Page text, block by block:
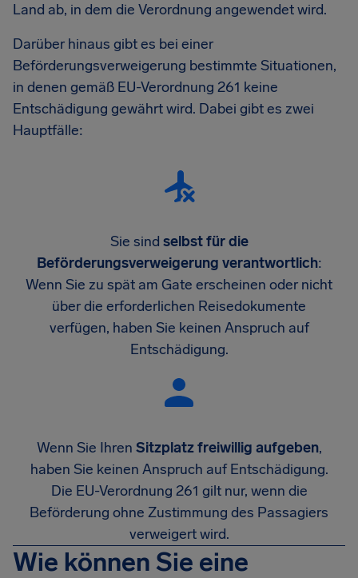
Land ab, in dem die Verordnung angewendet wird.
Darüber hinaus gibt es bei einer
Beförderungsverweigerung bestimmte Situationen,
in denen gemäß EU-Verordnung 261 keine
Entschädigung gewährt wird. Dabei gibt es zwei
Hauptfälle:
Sie sind selbst für die
Beförderungsverweigerung verantwortlich:
Wenn Sie zu spät am Gate erscheinen oder nicht
über die erforderlichen Reisedokumente
verfügen, haben Sie keinen Anspruch auf
Entschädigung.
Wenn Sie Ihren Sitzplatz freiwillig aufgeben,
haben Sie keinen Anspruch auf Entschädigung.
Die EU-Verordnung 261 gilt nur, wenn die
Beförderung ohne Zustimmung des Passagiers
verweigert wird.
Wie können Sie eine